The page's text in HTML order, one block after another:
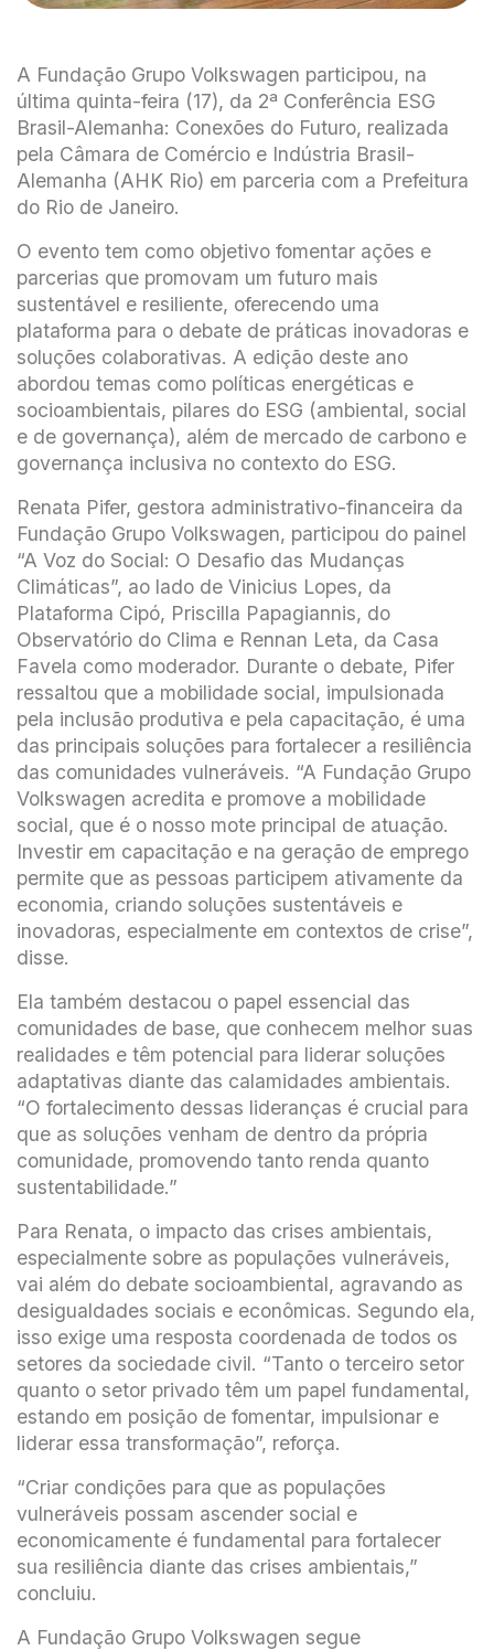
A Fundação Grupo Volkswagen participou, na
última quinta-feira (17), da 2ª Conferência ESG
Brasil-Alemanha: Conexões do Futuro, realizada
pela Câmara de Comércio e Indústria Brasil-
Alemanha (AHK Rio) em parceria com a Prefeitura
do Rio de Janeiro.
O evento tem como objetivo fomentar ações e
parcerias que promovam um futuro mais
sustentável e resiliente, oferecendo uma
plataforma para o debate de práticas inovadoras e
soluções colaborativas. A edição deste ano
abordou temas como políticas energéticas e
socioambientais, pilares do ESG (ambiental, social
e de governança), além de mercado de carbono e
governança inclusiva no contexto do ESG.
Renata Pifer, gestora administrativo-financeira da
Fundação Grupo Volkswagen, participou do painel
“A Voz do Social: O Desafio das Mudanças
Climáticas”, ao lado de Vinicius Lopes, da
Plataforma Cipó, Priscilla Papagiannis, do
Observatório do Clima e Rennan Leta, da Casa
Favela como moderador. Durante o debate, Pifer
ressaltou que a mobilidade social, impulsionada
pela inclusão produtiva e pela capacitação, é uma
das principais soluções para fortalecer a resiliência
das comunidades vulneráveis. “A Fundação Grupo
Volkswagen acredita e promove a mobilidade
social, que é o nosso mote principal de atuação.
Investir em capacitação e na geração de emprego
permite que as pessoas participem ativamente da
economia, criando soluções sustentáveis e
inovadoras, especialmente em contextos de crise”,
disse.
Ela também destacou o papel essencial das
comunidades de base, que conhecem melhor suas
realidades e têm potencial para liderar soluções
adaptativas diante das calamidades ambientais.
“O fortalecimento dessas lideranças é crucial para
que as soluções venham de dentro da própria
comunidade, promovendo tanto renda quanto
sustentabilidade.”
Para Renata, o impacto das crises ambientais,
especialmente sobre as populações vulneráveis,
vai além do debate socioambiental, agravando as
desigualdades sociais e econômicas. Segundo ela,
isso exige uma resposta coordenada de todos os
setores da sociedade civil. “Tanto o terceiro setor
quanto o setor privado têm um papel fundamental,
estando em posição de fomentar, impulsionar e
liderar essa transformação”, reforça.
“Criar condições para que as populações
vulneráveis possam ascender social e
economicamente é fundamental para fortalecer
sua resiliência diante das crises ambientais,”
concluiu.
A Fundação Grupo Volkswagen segue